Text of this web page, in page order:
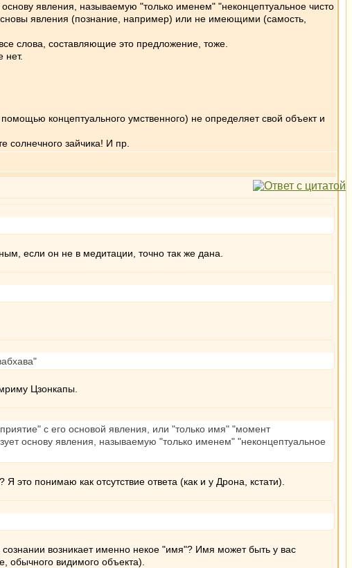
основу явления, называемую "только именем" "неконцептуальное чисто
явления (познание, например) или не имеющими (самость,
слова, составляющие это предложение, тоже.
нет.
концептуального умственного) не определяет свой объект и
солнечного зайчика! И пр.
если он не в медитации, точно так же дана.
Цзонкапы.
с его основой явления, или "только имя" "момент
основу явления, называемую "только именем" "неконцептуальное
это понимаю как отсутствие ответа (как и у Дрона, кстати).
возникает именно некое "имя"? Имя может быть у вас
обычного видимого объекта).